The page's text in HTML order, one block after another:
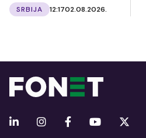
SRBIJA 12:1702.08.2026.